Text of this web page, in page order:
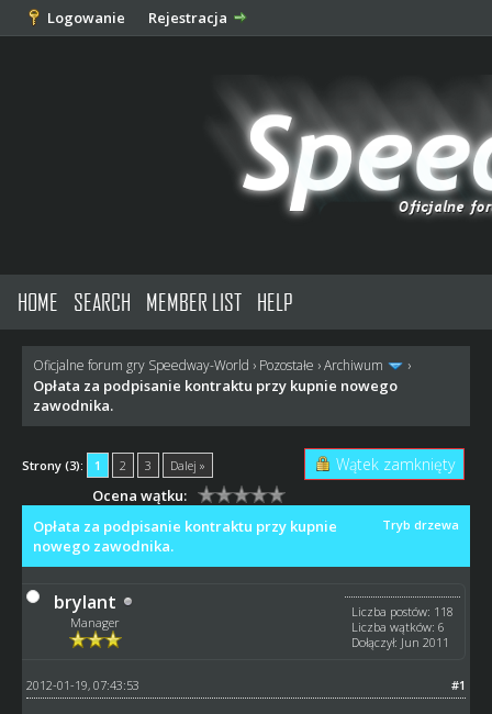
Logowanie Rejestracja
HOME SEARCH MEMBER LIST HELP
Oficjalne forum gry Speedway-World › Pozostałe ›Archiwum ›
Opłata za podpisanie kontraktu przy kupnie nowego
zawodnika.
Strony (3): 1 2 3 Dalej » Wątek zamknięty
Ocena wątku:
Tryb drzewa
Opłata za podpisanie kontraktu przy kupnie
nowego zawodnika.
brylant
Manager
Liczba postów: 118
Liczba wątków: 6
Dołączył: Jun 2011
#1
2012-01-19, 07:43:53